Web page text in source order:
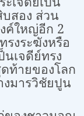
สอง ส่วน
ค์ใหญ่อีก 2
รงระฆังหรือ
นเจดีย์ทรง
ท้ายของโลก
งมารวิชัยปูน